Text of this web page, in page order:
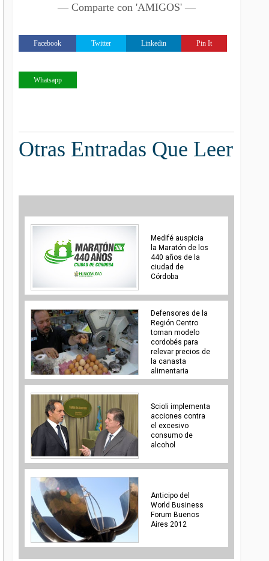
— Comparte con 'AMIGOS' —
Facebook Twitter Linkedin Pin It
Whatsapp
Otras Entradas Que Leer
Medifé auspicia
la Maratón de los
440 años de la
ciudad de
Córdoba
Defensores de la
Región Centro
toman modelo
cordobés para
relevar precios de
la canasta
alimentaria
Scioli implementa
acciones contra
el excesivo
consumo de
alcohol
Anticipo del
World Business
Forum Buenos
Aires 2012